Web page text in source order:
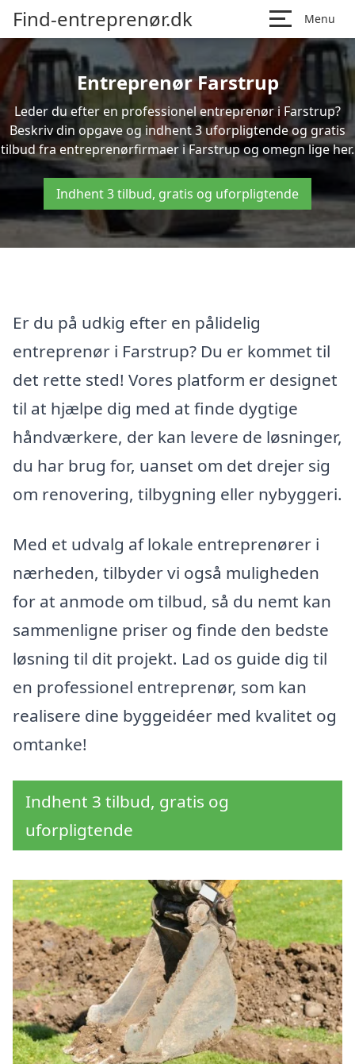
Find-entreprenør.dk Menu
Entreprenør Farstrup
Leder du efter en professionel entreprenør i Farstrup?
Beskriv din opgave og indhent 3 uforpligtende og gratis
tilbud fra entreprenørfirmaer i Farstrup og omegn lige her.
Indhent 3 tilbud, gratis og uforpligtende
Er du på udkig efter en pålidelig
entreprenør i Farstrup? Du er kommet til
det rette sted! Vores platform er designet
til at hjælpe dig med at finde dygtige
håndværkere, der kan levere de løsninger,
du har brug for, uanset om det drejer sig
om renovering, tilbygning eller nybyggeri.
Med et udvalg af lokale entreprenører i
nærheden, tilbyder vi også muligheden
for at anmode om tilbud, så du nemt kan
sammenligne priser og finde den bedste
løsning til dit projekt. Lad os guide dig til
en professionel entreprenør, som kan
realisere dine byggeidéer med kvalitet og
omtanke!
Indhent 3 tilbud, gratis og
uforpligtende